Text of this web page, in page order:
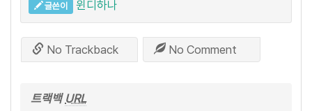
글쓴이 윈디하나
No Trackback No Comment
트랙백 URL